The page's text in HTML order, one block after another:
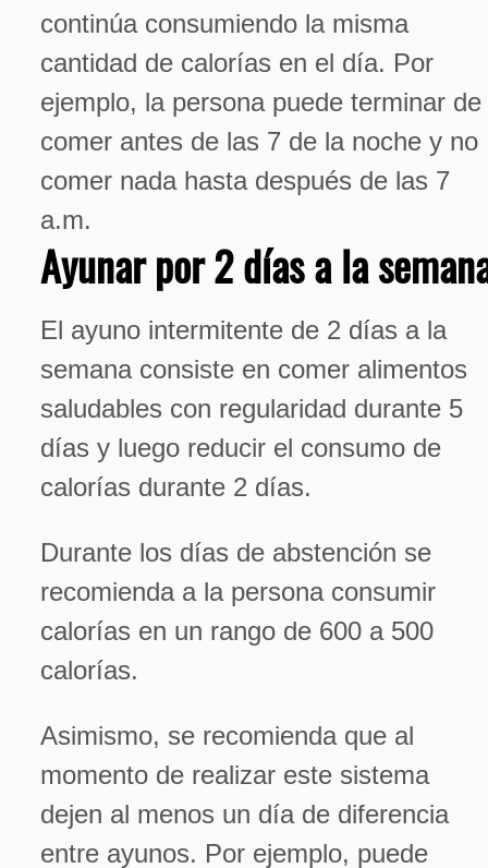
continúa consumiendo la misma
cantidad de calorías en el día. Por
ejemplo, la persona puede terminar de
comer antes de las 7 de la noche y no
comer nada hasta después de las 7
a.m.
Ayunar por 2 días a la
El ayuno intermitente de 2 días a la
semana consiste en comer alimentos
saludables con regularidad durante 5
días y luego reducir el consumo de
calorías durante 2 días.
Durante los días de abstención se
recomienda a la persona consumir
calorías en un rango de 600 a 500
calorías.
Asimismo, se recomienda que al
momento de realizar este sistema
dejen al menos un día de diferencia
entre ayunos. Por ejemplo, puede